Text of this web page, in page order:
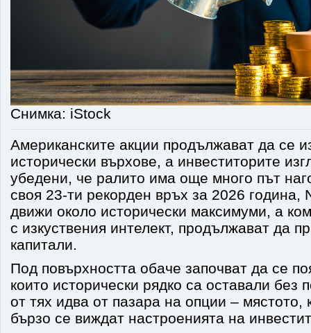
Снимка: iStock
Американските акции продължават да се
исторически върхове, а инвеститорите
убедени, че ралито има още много път
своя 23-ти рекорден връх за 2026 година,
движи около исторически максимуми, а
с изкуствения интелект, продължават да
капитали.
Под повърхността обаче започват да се
които исторически рядко са оставали без
от тях идва от пазара на опции – мястото,
бързо се виждат настроенията на